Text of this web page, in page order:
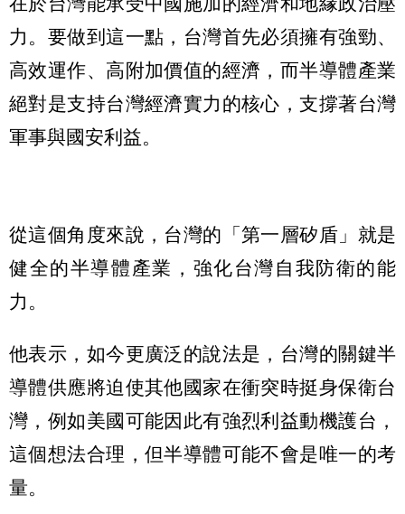
力。要做到這一點，台灣首先必須擁有強勁、
高效運作、高附加價值的經濟，而半導體產業
絕對是支持台灣經濟實力的核心，支撐著台灣
軍事與國安利益。
從這個角度來說，台灣的「第一層矽盾」就是
健全的半導體產業，強化台灣自我防衛的能
力。
他表示，如今更廣泛的說法是，台灣的關鍵半
導體供應將迫使其他國家在衝突時挺身保衛台
灣，例如美國可能因此有強烈利益動機護台，
這個想法合理，但半導體可能不會是唯一的考
量。